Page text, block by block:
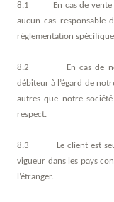
8.1 En cas de vente de
aucun cas responsable
réglementation
8.2 En cas de non-
débiteur à l’égard de
autres que notre
respect.
8.3 Le client est seul
vigueur dans les pays
l’étranger.